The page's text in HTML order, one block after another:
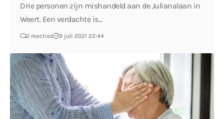
Drie personen zijn mishandeld aan de Julianalaan in
Weert. Een verdachte is…
2 reacties 9 juli 2021 22:44